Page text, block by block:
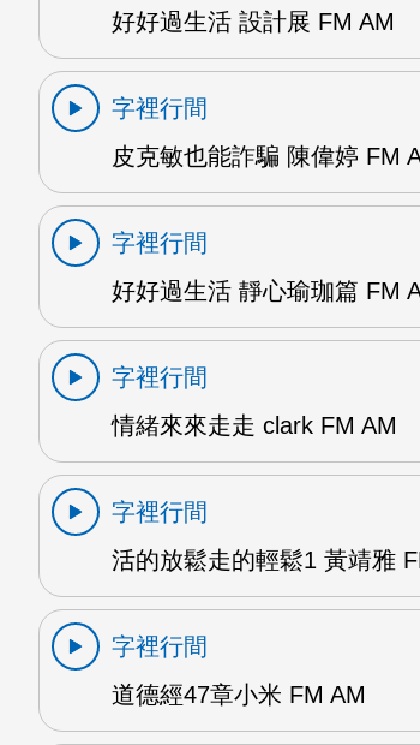
好好過生活 設計展 FM AM
字裡行間
皮克敏也能詐騙 陳偉婷 FM
字裡行間
好好過生活 靜心瑜珈篇 FM
字裡行間
情緒來來走走 clark FM AM
字裡行間
活的放鬆走的輕鬆1 黃靖雅
字裡行間
道德經47章小米 FM AM